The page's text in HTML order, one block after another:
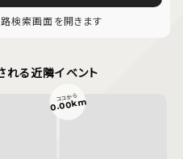
検索画面を開きます
れる近隣イベント
ココから
0.00km